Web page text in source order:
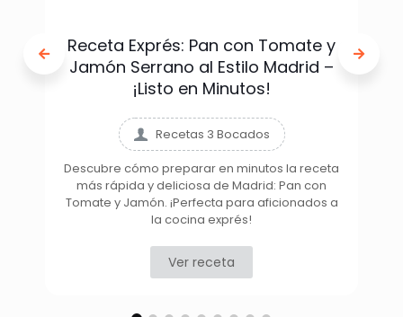
Receta Exprés: Pan con Tomate y
Jamón Serrano al Estilo Madrid –
¡Listo en Minutos!
Recetas 3 Bocados
Descubre cómo preparar en minutos la receta
más rápida y deliciosa de Madrid: Pan con
Tomate y Jamón. ¡Perfecta para aficionados a
la cocina exprés!
Ver receta